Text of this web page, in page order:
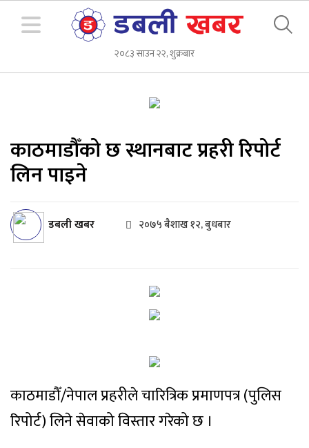
२०८३ साउन २२, शुक्रबार
काठमाडौँको छ स्थानबाट प्रहरी रिपोर्ट
लिन पाइने
डबली खबर २०७५ बैशाख १२, बुधबार
काठमाडौँ/नेपाल प्रहरीले चारित्रिक प्रमाणपत्र (पुलिस
रिपोर्ट) लिने सेवाको विस्तार गरेको छ ।